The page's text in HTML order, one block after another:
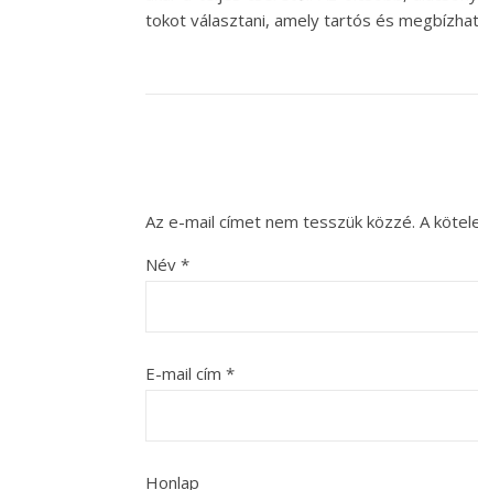
tokot választani, amely tartós és
Az e-mail címet nem tesszük közzé. A
Név *
E-mail cím *
Honlap